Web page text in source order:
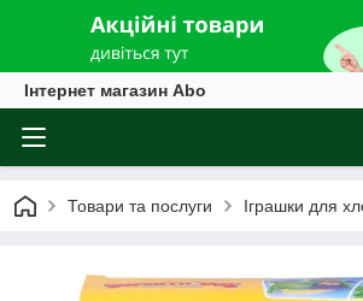
Інтернет магазин Abo
Товари та послуги Іграшки для